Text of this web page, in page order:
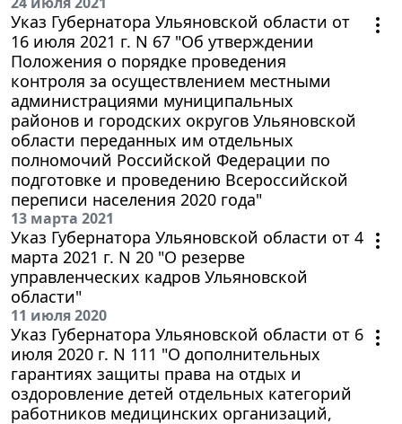
Указ Губернатора Ульяновской области от
16 июля 2021 г. N 67 "Об утверждении
Положения о порядке проведения
контроля за осуществлением местными
администрациями муниципальных
районов и городских округов Ульяновской
области переданных им отдельных
полномочий Российской Федерации по
подготовке и проведению Всероссийской
переписи населения 2020 года"
13 марта 2021
Указ Губернатора Ульяновской области от 4
марта 2021 г. N 20 "О резерве
управленческих кадров Ульяновской
области"
11 июля 2020
Указ Губернатора Ульяновской области от 6
июля 2020 г. N 111 "О дополнительных
гарантиях защиты права на отдых и
оздоровление детей отдельных категорий
работников медицинских организаций,